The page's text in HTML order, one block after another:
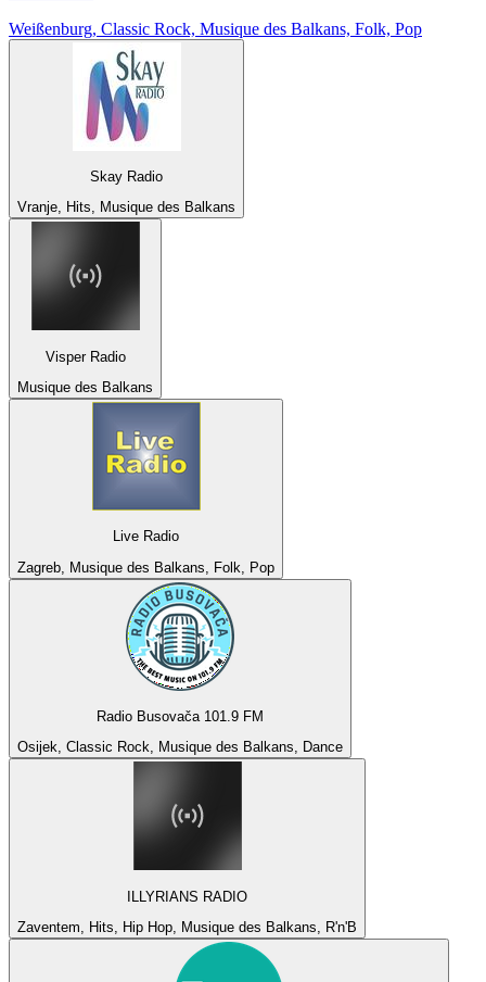
Weißenburg, Classic Rock, Musique des Balkans, Folk, Pop
Skay Radio
Vranje, Hits, Musique des Balkans
Visper Radio
Musique des Balkans
Live Radio
Zagreb, Musique des Balkans, Folk, Pop
Radio Busovača 101.9 FM
Osijek, Classic Rock, Musique des Balkans, Dance
ILLYRIANS RADIO
Zaventem, Hits, Hip Hop, Musique des Balkans, R'n'B